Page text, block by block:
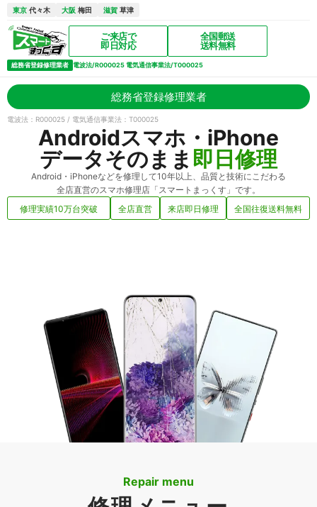
東京 代々木 大阪 梅田 滋賀 草津
ご来店で
即日対応
全国郵送
送料無料
総務省登録修理業者 電波法/R000025 電気通信事業法/T000025
総務省登録修理業者
電波法：R000025 / 電気通信事業法：T000025
Androidスマホ・iPhone
データそのまま 即日修理
Android・iPhoneなどを修理して10年以上、品質と技術にこだわる
全店直営のスマホ修理店「スマートまっくす」です。
修理実績10万台突破
全店直営 来店即日修理 全国往復送料無料
Repair menu